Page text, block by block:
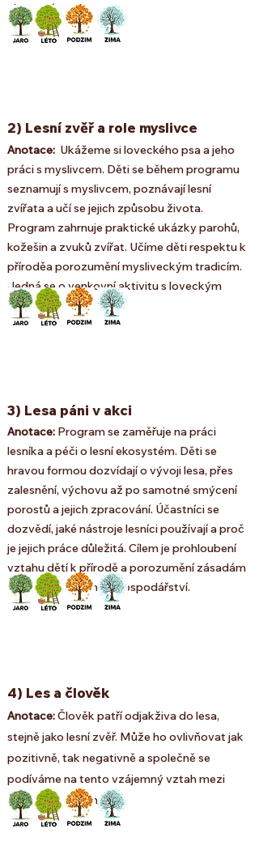
ekosystémech.
2) Lesní zvěř a role myslivce
Anotace: Ukážeme si loveckého psa a jeho
práci s myslivcem. Děti se během programu
seznamují s myslivcem, poznávají lesní
zvířata a učí se jejich způsobu života.
Program zahrnuje praktické ukázky parohů,
kožešin a zvuků zvířat. Učíme děti respektu k
příroděa porozumění mysliveckým tradicím.
Jedná se o venkovní aktivitu s loveckým
psem.
3) Lesa páni v akci
Anotace: Program se zaměřuje na práci
lesníka a péči o lesní ekosystém. Děti se
hravou formou dozvídají o vývoji lesa, přes
zalesnění, výchovu až po samotné smýcení
porostů a jejich zpracování. Účastníci se
dozvědí, jaké nástroje lesníci používají a proč
je jejich práce důležitá. Cílem je prohloubení
vztahu dětí k přírodě a porozumění zásadám
udržitelného lesního hospodářství.
4) Les a člověk
Anotace:Člověk patří odjakživa do lesa,
stejně jako lesní zvěř. Může ho ovlivňovat jak
pozitivně, tak negativně a společně se
podíváme na tento vzájemný vztah mezi
lesem a člověkem.